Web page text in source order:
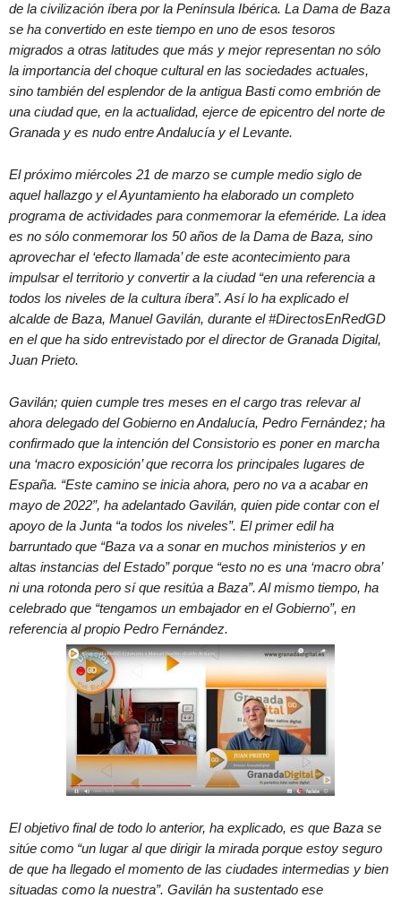
de la civilización íbera por la Península Ibérica. La Dama de Baza
se ha convertido en este tiempo en uno de esos tesoros
migrados a otras latitudes que más y mejor representan no sólo
la importancia del choque cultural en las sociedades actuales,
sino también del esplendor de la antigua Basti como embrión de
una ciudad que, en la actualidad, ejerce de epicentro del norte de
Granada y es nudo entre Andalucía y el Levante.
El próximo miércoles 21 de marzo se cumple medio siglo de
aquel hallazgo y el Ayuntamiento ha elaborado un completo
programa de actividades para conmemorar la efeméride. La idea
es no sólo conmemorar los 50 años de la Dama de Baza, sino
aprovechar el ‘efecto llamada’ de este acontecimiento para
impulsar el territorio y convertir a la ciudad “en una referencia a
todos los niveles de la cultura íbera”. Así lo ha explicado el
alcalde de Baza, Manuel Gavilán, durante el #DirectosEnRedGD
en el que ha sido entrevistado por el director de Granada Digital,
Juan Prieto.
Gavilán; quien cumple tres meses en el cargo tras relevar al
ahora delegado del Gobierno en Andalucía, Pedro Fernández; ha
confirmado que la intención del Consistorio es poner en marcha
una ‘macro exposición’ que recorra los principales lugares de
España. “Este camino se inicia ahora, pero no va a acabar en
mayo de 2022”, ha adelantado Gavilán, quien pide contar con el
apoyo de la Junta “a todos los niveles”. El primer edil ha
barruntado que “Baza va a sonar en muchos ministerios y en
altas instancias del Estado” porque “esto no es una ‘macro obra’
ni una rotonda pero sí que resitúa a Baza”. Al mismo tiempo, ha
celebrado que “tengamos un embajador en el Gobierno”, en
referencia al propio Pedro Fernández.
El objetivo final de todo lo anterior, ha explicado, es que Baza se
sitúe como “un lugar al que dirigir la mirada porque estoy seguro
de que ha llegado el momento de las ciudades intermedias y bien
situadas como la nuestra”. Gavilán ha sustentado ese